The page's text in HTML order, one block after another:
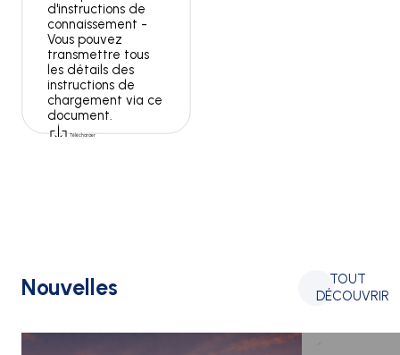
d'instructions de
connaissement -
Vous pouvez
transmettre tous
les détails des
instructions de
chargement via ce
document.
Télécharger
Nouvelles
TOUT
DÉCOUVRIR